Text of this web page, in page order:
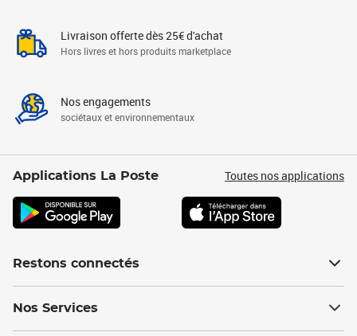
Livraison offerte dès 25€ d'achat
Hors livres et hors produits marketplace
Nos engagements
sociétaux et environnementaux
Applications La Poste Toutes nos applications
Restons connectés
Nos Services